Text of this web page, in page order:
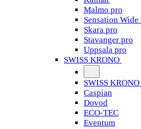
Malmo pro
Sensation
Skara pro
Stavanger pro
Uppsala pro
SWISS KRONO
SWISS KRONO
Caspian
Dovod
ECO-TEC
Eventum